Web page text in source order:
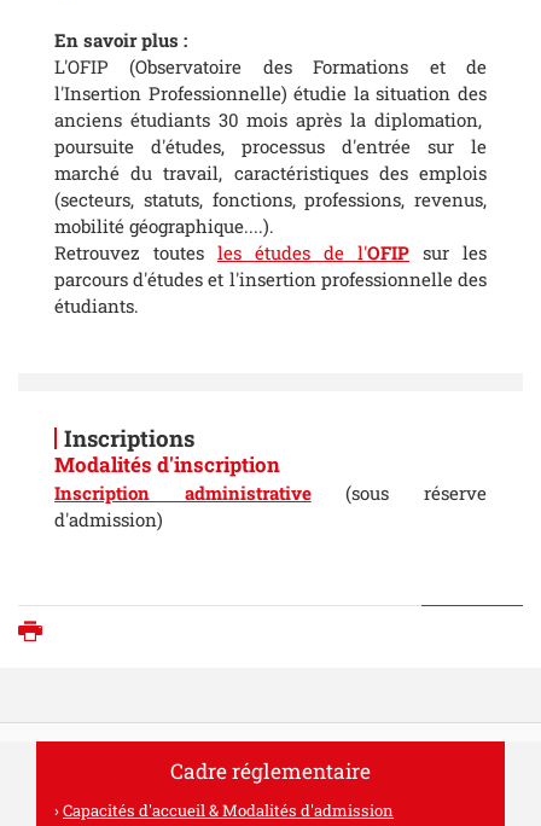
En savoir plus :
L'OFIP (Observatoire des Formations et de
l'Insertion Professionnelle) étudie la situation des
anciens étudiants 30 mois après la diplomation,
poursuite d'études, processus d'entrée sur le
marché du travail, caractéristiques des emplois
(secteurs, statuts, fonctions, professions, revenus,
mobilité géographique....).
Retrouvez toutes les études de l'OFIP sur les
parcours d'études et l'insertion professionnelle des
étudiants.
Inscriptions
Modalités d'inscription
Inscription administrative
(sous réserve
d'admission)
Cadre réglementaire
Capacités d'accueil & Modalités d'admission